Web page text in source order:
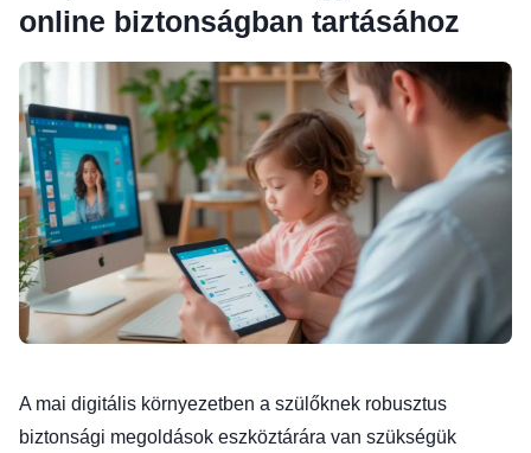
online biztonságban tartásához
A mai digitális környezetben a szülőknek robusztus
biztonsági megoldások eszköztárára van szükségük